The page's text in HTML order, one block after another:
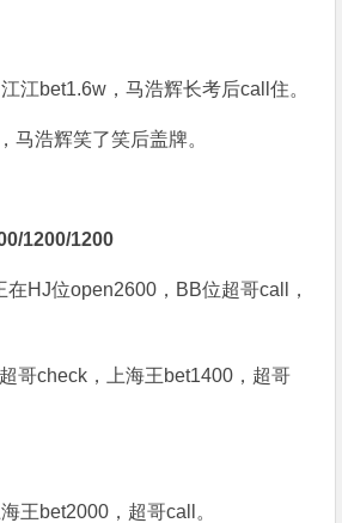
江bet1.6w，马浩辉长考后call住。
马浩辉笑了笑后盖牌。
1200/1200
在HJ位open2600，BB位超哥call，
哥check，上海王bet1400，超哥
王bet2000，超哥call。